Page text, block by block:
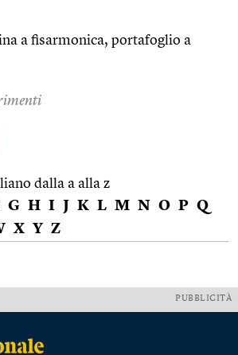
a fisarmonica, portafoglio a
dalla a alla z
G H I J K L M N O P Q
X Y Z
PUBBLICITÀ